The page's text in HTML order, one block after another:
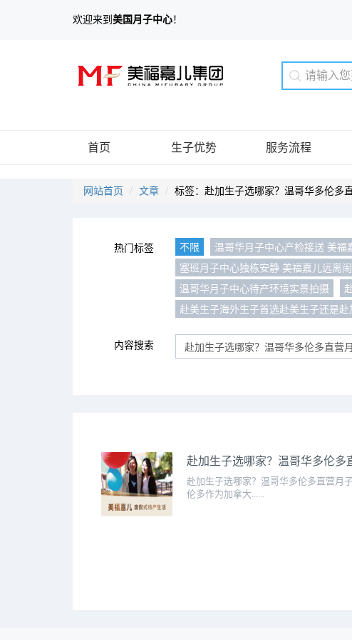
欢迎来到 美国月子中心！
首页 生子优势 服务流程
网站首页 文章 标签：赴加生子选哪家？温哥华多伦多
热门标签 不限 温哥华月子中心产检接送 美福
塞班月子中心独栋安静 美福嘉儿远离
温哥华月子中心待产环境实景拍摄
赴美生子海外生子首选赴美生子还是
内容搜索
赴加生子选哪家？温哥华多伦多
赴加生子选哪家？温哥华多伦多直营月
伦多作为加拿大......